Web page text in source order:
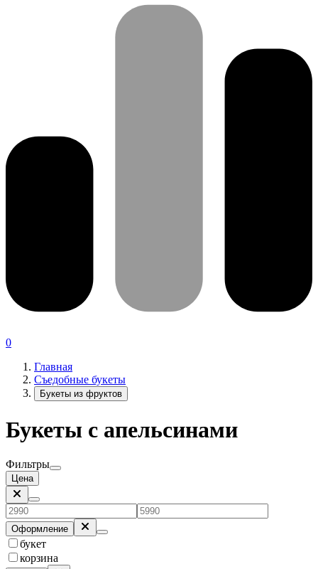
0
Главная
Съедобные букеты
Букеты из фруктов
Букеты с апельсинами
Фильтры
Цена
Оформление
букет
корзина